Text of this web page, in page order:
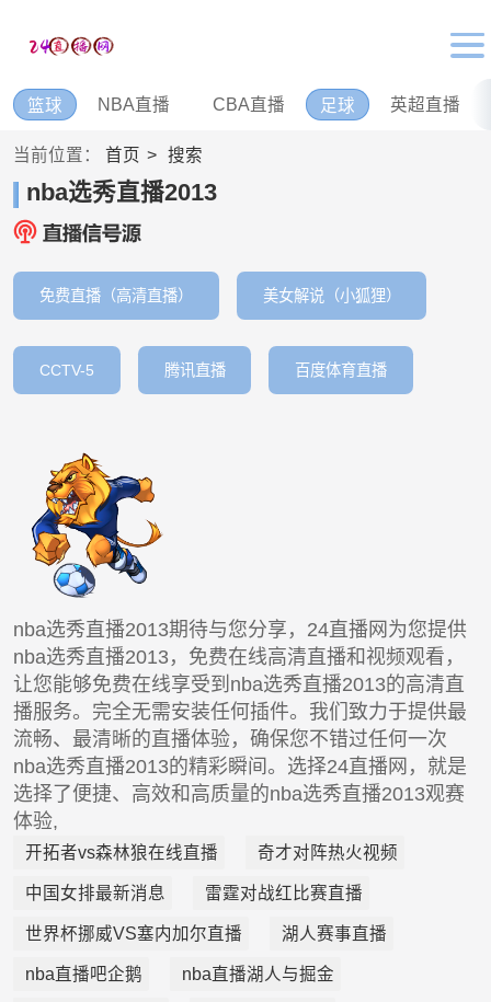
篮球 NBA直播 CBA直播 足球 英超直播
当前位置： 首页 搜索
nba选秀直播2013
免费直播（高清直播） 美女解说（小狐狸）
CCTV-5 腾讯直播 百度体育直播
nba选秀直播2013期待与您分享，24直播网为您提供
nba选秀直播2013，免费在线高清直播和视频观看，
让您能够免费在线享受到nba选秀直播2013的高清直
播服务。完全无需安装任何插件。我们致力于提供最
流畅、最清晰的直播体验，确保您不错过任何一次
nba选秀直播2013的精彩瞬间。选择24直播网，就是
选择了便捷、高效和高质量的nba选秀直播2013观赛
体验,
开拓者vs森林狼在线直播 奇才对阵热火视频
中国女排最新消息 雷霆对战红比赛直播
世界杯挪威VS塞内加尔直播 湖人赛事直播
nba直播吧企鹅 nba直播湖人与掘金